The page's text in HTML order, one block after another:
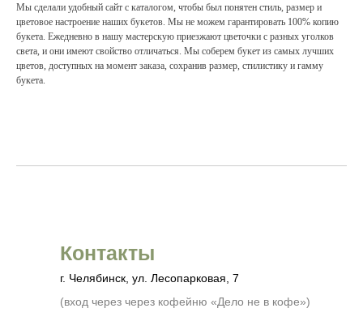
Мы сделали удобный сайт с каталогом, чтобы был понятен стиль, размер и
цветовое настроение наших букетов. Мы не можем гарантировать 100% копию
букета. Ежедневно в нашу мастерскую приезжают цветочки с разных уголков
света, и они имеют свойство отличаться. Мы соберем букет из самых лучших
цветов, доступных на момент заказа, сохранив размер, стилистику и гамму
букета.
Контакты
г. Челябинск, ул. Лесопарковая, 7
(вход через через кофейню «Дело не в кофе»)